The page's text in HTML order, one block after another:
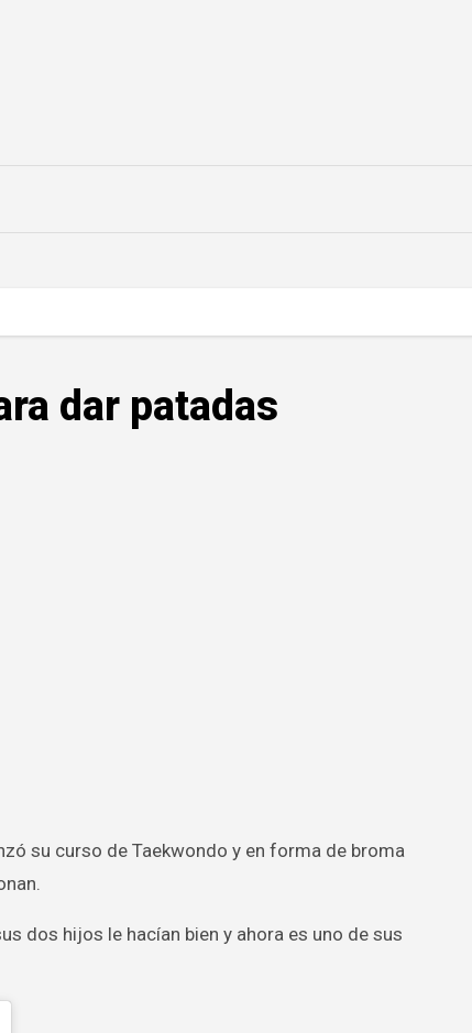
dar patadas
dos hijos le hacían bien y ahora es uno de sus